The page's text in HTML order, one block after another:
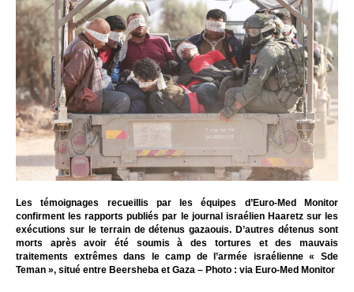
Les témoignages recueillis par les équipes d’Euro-Med Monitor
confirment les rapports publiés par le journal israélien Haaretz sur les
exécutions sur le terrain de détenus gazaouis. D’autres détenus sont
morts après avoir été soumis à des tortures et des mauvais
traitements extrêmes dans le camp de l’armée israélienne « Sde
Teman », situé entre Beersheba et Gaza – Photo : via Euro-Med Monitor